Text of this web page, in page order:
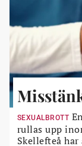
SEXUALBROTT
rullas upp
Skellefteå